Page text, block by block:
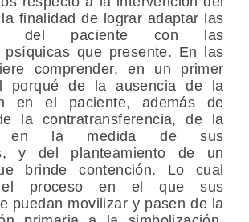
finalidad de lograr adaptar las
del paciente con las
psíquicas que presente. En las
comprender, en un primer
porqué de la ausencia de la
en el paciente, además de
la contratransferencia, de la
en la medida de sus
y del planteamiento de un
brinde contención. Lo cual
el proceso en el que sus
puedan movilizar y pasen de la